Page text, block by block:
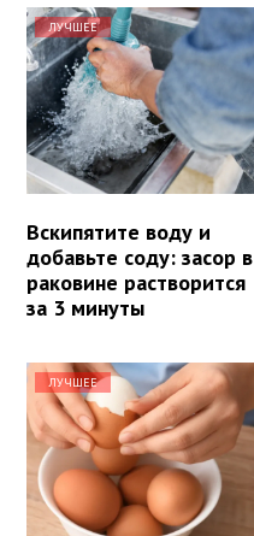
ЛУЧШЕЕ
Вскипятите воду и
добавьте соду: засор в
раковине растворится
за 3 минуты
ЛУЧШЕЕ